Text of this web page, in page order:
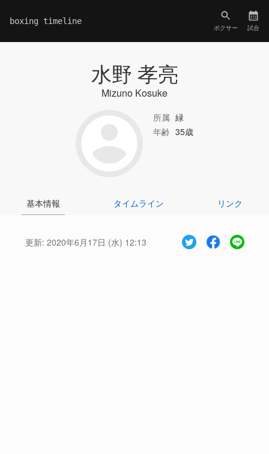
boxing timeline
ボクサー 試合
水野 孝亮
Mizuno Kosuke
所属 緑
年齢 35歳
基本情報 タイムライン リンク
更新: 2020年6月17日 (水) 12:13